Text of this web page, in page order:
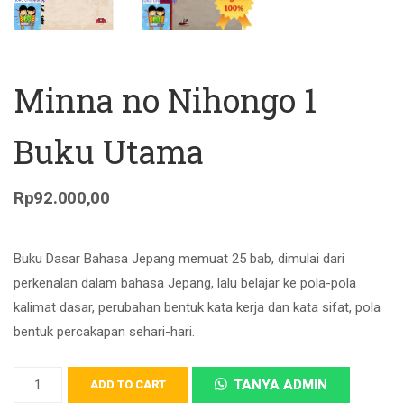
Minna no Nihongo 1
Buku Utama
Rp92.000,00
Buku Dasar Bahasa Jepang memuat 25 bab, dimulai dari
perkenalan dalam bahasa Jepang, lalu belajar ke pola-pola
kalimat dasar, perubahan bentuk kata kerja dan kata sifat, pola
bentuk percakapan sehari-hari.
ADD TO CART TANYA ADMIN